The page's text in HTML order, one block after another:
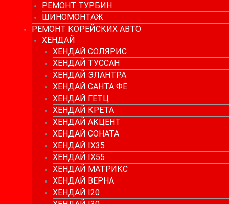
РЕМОНТ ТУРБИН
ШИНОМОНТАЖ
РЕМОНТ КОРЕЙСКИХ АВТО
ХЕНДАЙ
ХЕНДАЙ СОЛЯРИС
ХЕНДАЙ ТУССАН
ХЕНДАЙ ЭЛАНТРА
ХЕНДАЙ САНТА ФЕ
ХЕНДАЙ ГЕТЦ
ХЕНДАЙ КРЕТА
ХЕНДАЙ АКЦЕНТ
ХЕНДАЙ СОНАТА
ХЕНДАЙ IX35
ХЕНДАЙ IX55
ХЕНДАЙ МАТРИКС
ХЕНДАЙ ВЕРНА
ХЕНДАЙ I20